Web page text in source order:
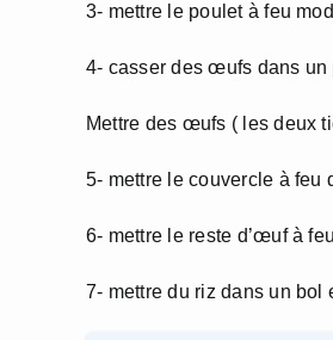
3- mettre le poulet à feu
4- casser des œufs dans un
Mettre des œufs ( les deux
5- mettre le couvercle à feu
6- mettre le reste d’œuf à
7- mettre du riz dans un bol